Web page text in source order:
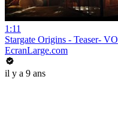
1:11
Stargate Origins - Teaser- VO
EcranLarge.com
il y a 9 ans